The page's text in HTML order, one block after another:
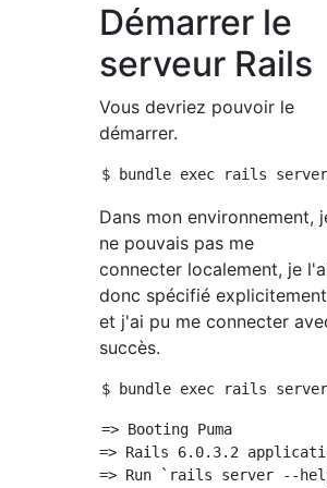
Démarrer le
serveur Rails
Vous devriez pouvoir le
démarrer.
Dans mon environnement,
ne pouvais pas me
connecter localement, je
donc spécifié explicitement
et j'ai pu me connecter
succès.
=> Booting Puma
=> Rails 6.0.3.2
=> Run `rails server --